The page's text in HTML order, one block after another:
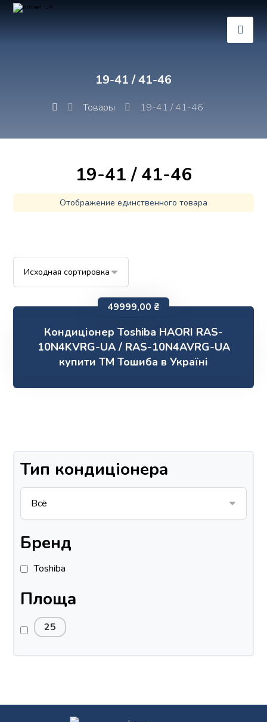
19-41 / 41-46
Товары 19-41 / 41-46
19-41 / 41-46
Отображение единственного товара
Кондиціонер Toshiba HAORI RAS-
10N4KVRG-UA / RAS-10N4AVRG-UA
купити ТМ Тошиба в Україні
49999,00 ₴
Тип кондиціонера
Бренд
Toshiba
Площа
25